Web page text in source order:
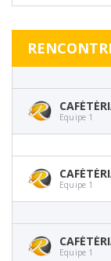
Equipe 1
Equipe 1
Equipe 1